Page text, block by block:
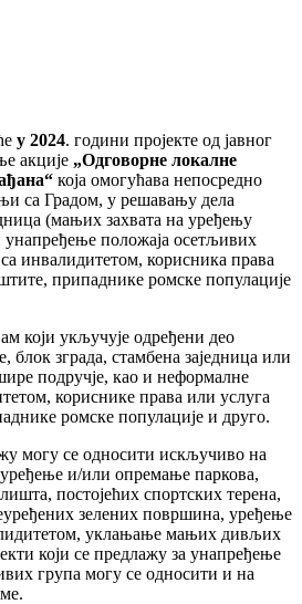
у 2024. години пројекте од јавног
акције „Одговорне локалне
која омогућава непосредно
са Градом, у решавању дела
(мањих захвата на уређењу
положаја осетљивих
инвалидитетом, корисника права
припаднике ромске популације
који укључује одређени део
блок зграда, стамбена заједница или
подручје, као и неформалне
кориснике права или услуга
ромске популације и друго.
могу се односити искључиво на
и/или опремање паркова,
постојећих спортских терена,
зелених површина, уређење
уклањање мањих дивљих
који се предлажу за унапређење
група могу се односити и на